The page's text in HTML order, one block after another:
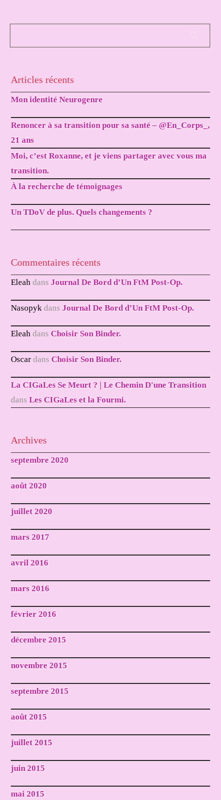
Articles récents
Mon identité Neurogenre
Renoncer à sa transition pour sa santé – @En_Corps_,
21 ans
Moi, c’est Roxanne, et je viens partager avec vous ma
transition.
À la recherche de témoignages
Un TDoV de plus. Quels changements ?
Commentaires récents
Eleah dansJournal De Bord d’Un FtM Post-Op.
Nasopyk dansJournal De Bord d’Un FtM Post-Op.
Eleah dansChoisir Son Binder.
Oscar dansChoisir Son Binder.
La CIGaLes Se Meurt ? | Le Chemin D'une Transition
dansLes CIGaLes et la Fourmi.
Archives
septembre 2020
août 2020
juillet 2020
mars 2017
avril 2016
mars 2016
février 2016
décembre 2015
novembre 2015
septembre 2015
août 2015
juillet 2015
juin 2015
mai 2015